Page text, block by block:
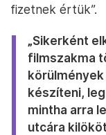
fizetnek értük”.
„Sikerként
filmszakma
készíteni,
mintha arra
utcára